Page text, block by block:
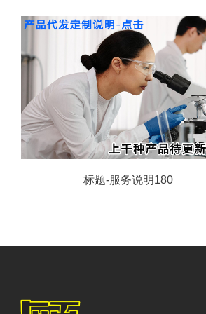
标题-服务说明180